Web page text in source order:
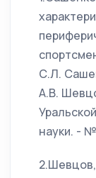
С.Л.
А.В.
науки. -